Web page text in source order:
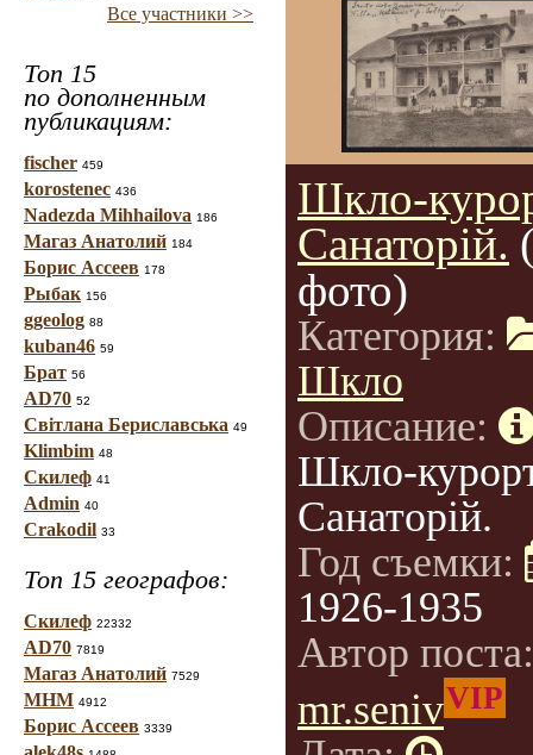
Все участники >>
Топ 15
по дополненным
публикациям:
fischer 459
korostenec 436
Nadezda Mihhailova 186
Магаз Анатолий 184
Борис Ассеев 178
Рыбак 156
ggeolog 88
kuban46 59
Брат 56
AD70 52
Світлана Бериславська 49
Klimbim 48
Скилеф 41
Admin 40
Crakodil 33
Топ 15 географов:
Скилеф 22332
AD70 7819
Магаз Анатолий 7529
МНМ 4912
Борис Ассеев 3339
Шкло-
Санаторій.
фото)
Категория:
Шкло
Описание:
Шкло-
Санаторій.
Год съемки:
1926-1935
Автор
mr.senivVIP